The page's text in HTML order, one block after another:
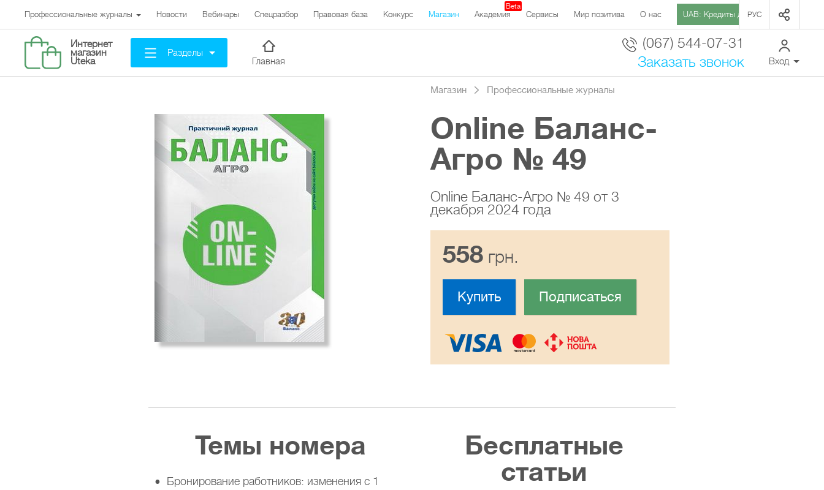
Профессиональные журналы Новости Вебинары Спецразбор Правовая база Конкурс Магазин Академия
Beta
Сервисы Мир позитива О нас UAB: Кредиты для Агро
РУС
Интернет
магазин
Uteka
Разделы
Главная
(067) 544-07-31
Заказать звонок
Вход
Магазин Профессиональные журналы
Online Баланс-
Агро № 49
Online Баланс-Агро № 49 от 3
декабря 2024 года
558 грн.
Купить Подписаться
Темы номера
Бронирование работников: изменения с 1
Бесплатные
статьи